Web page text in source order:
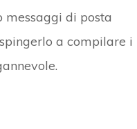
di posta
a compilare i